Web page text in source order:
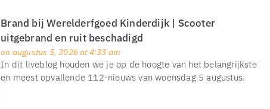
Brand bij Werelderfgoed Kinderdijk | Scooter
uitgebrand en ruit beschadigd
on augustus 5, 2026 at 4:33 am
In dit liveblog houden we je op de hoogte van het belangrijkste
en meest opvallende 112-nieuws van woensdag 5 augustus.